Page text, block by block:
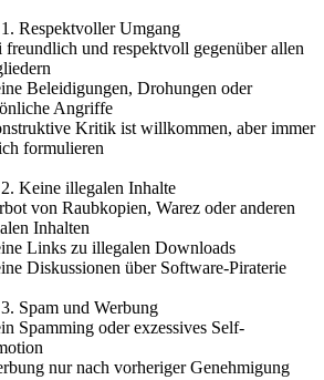
Respektvoller Umgang
freundlich und respektvoll gegenüber allen
Beleidigungen, Drohungen oder
Angriffe
Kritik ist willkommen, aber immer
formulieren
Keine illegalen Inhalte
von Raubkopien, Warez oder anderen
Inhalten
Links zu illegalen Downloads
Diskussionen über Software-Piraterie
Spam und Werbung
Spamming oder exzessives Self-
nur nach vorheriger Genehmigung